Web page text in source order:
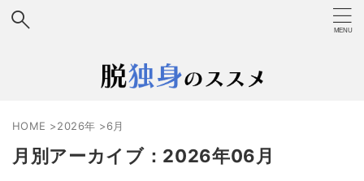
HOME >2026年 >6月
月別アーカイブ：2026年06月